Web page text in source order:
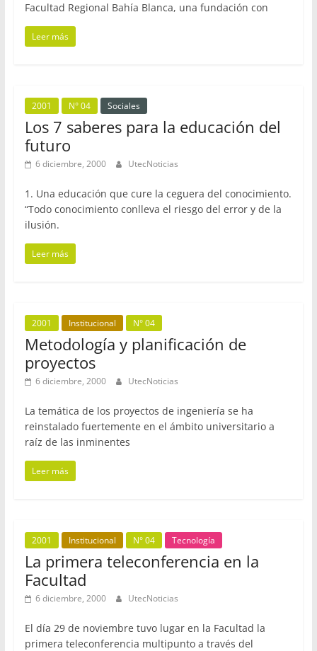
Facultad Regional Bahía Blanca, una fundación con
Leer más
2001 N° 04 Sociales
Los 7 saberes para la educación del
futuro
6 diciembre, 2000 UtecNoticias
1. Una educación que cure la ceguera del conocimiento.
“Todo conocimiento conlleva el riesgo del error y de la
ilusión.
Leer más
2001 Institucional N° 04
Metodología y planificación de
proyectos
6 diciembre, 2000 UtecNoticias
La temática de los proyectos de ingeniería se ha
reinstalado fuertemente en el ámbito universitario a
raíz de las inminentes
Leer más
2001 Institucional N° 04 Tecnología
La primera teleconferencia en la
Facultad
6 diciembre, 2000 UtecNoticias
El día 29 de noviembre tuvo lugar en la Facultad la
primera teleconferencia multipunto a través del